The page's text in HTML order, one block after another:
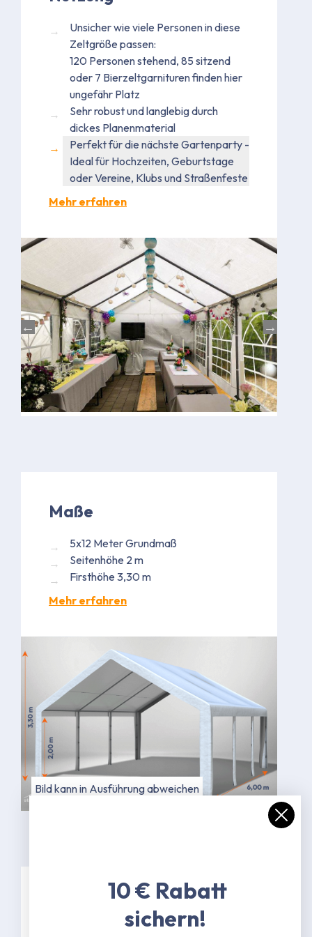
Unsicher wie viele Personen in diese
Zeltgröße passen:
120 Personen stehend, 85 sitzend
oder 7 Bierzeltgarnituren finden hier
ungefähr Platz
Sehr robust und langlebig durch
dickes Planenmaterial
Perfekt für die nächste Gartenparty -
Ideal für Hochzeiten, Geburtstage
oder Vereine, Klubs und Straßenfeste
Mehr erfahren
Maße
5x12 Meter Grundmaß
Seitenhöhe 2 m
Firsthöhe 3,30 m
Mehr erfahren
Bild kann in Ausführung abweichen
Spezifikationen
10 € Rabatt
sichern!